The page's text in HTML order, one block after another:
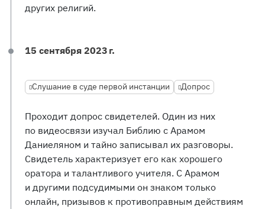
других религий.
15 сентября 2023 г.
Слушание в суде первой инстанции Допрос
Проходит допрос свидетелей. Один из них
по видеосвязи изучал Библию с Арамом
Даниеляном и тайно записывал их разговоры.
Свидетель характеризует его как хорошего
оратора и талантливого учителя. С Арамом
и другими подсудимыми он знаком только
онлайн, призывов к противоправным действиям